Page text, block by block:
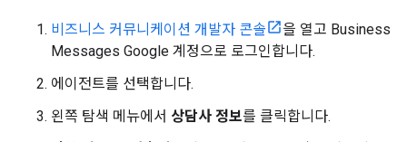
비즈니스 커뮤니케이션 개발자 콘솔
을 열고 Business
Messages Google 계정으로 로그인합니다.
에이전트를 선택합니다.
왼쪽 탐색 메뉴에서 상담사 정보를 클릭합니다.